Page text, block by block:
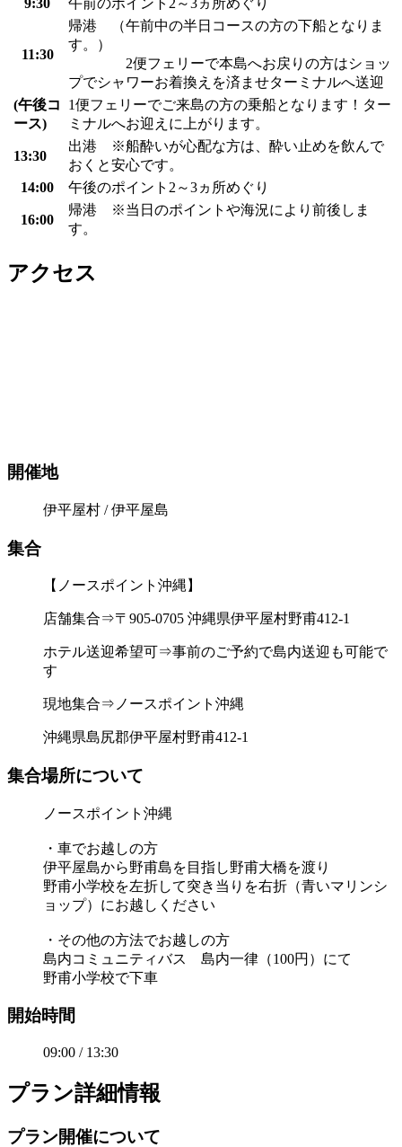
11:30
帰港 （午前中の半日コースの方の下船となりま
す。）
2便フェリーで本島へお戻りの方はショッ
プでシャワーお着換えを済ませターミナルへ送迎
(午後コ
ース)
1便フェリーでご来島の方の乗船となります！ター
ミナルへお迎えに上がります。
13:30
出港 ※船酔いが心配な方は、酔い止めを飲んで
おくと安心です。
14:00
午後のポイント2～3ヵ所めぐり
16:00
帰港 ※当日のポイントや海況により前後しま
す。
アクセス
開催地
伊平屋村 / 伊平屋島
集合
【ノースポイント沖縄】
店舗集合⇒〒905-0705 沖縄県伊平屋村野甫412-1
ホテル送迎希望可⇒事前のご予約で島内送迎も可能で
す
現地集合⇒ノースポイント沖縄
沖縄県島尻郡伊平屋村野甫412-1
集合場所について
ノースポイント沖縄
・車でお越しの方
伊平屋島から野甫島を目指し野甫大橋を渡り
野甫小学校を左折して突き当りを右折（青いマリンシ
ョップ）にお越しください
・その他の方法でお越しの方
島内コミュニティバス 島内一律（100円）にて
野甫小学校で下車
開始時間
09:00 / 13:30
プラン詳細情報
プラン開催について